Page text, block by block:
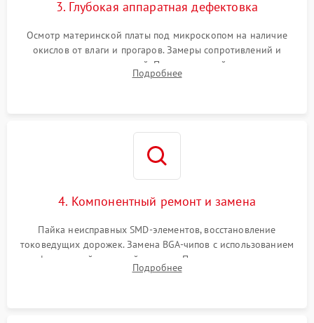
3. Глубокая аппаратная дефектовка
Осмотр материнской платы под микроскопом на наличие
окислов от влаги и прогаров. Замеры сопротивлений и
дежурных напряжений. Проверка цепей питания,
мультиконтроллера, процессора и видеочипа.
Подробнее
4. Компонентный ремонт и замена
Пайка неисправных SMD-элементов, восстановление
токоведущих дорожек. Замена BGA-чипов с использованием
инфракрасной паяльной станции. Прошивка микросхемы
BIOS или замена поврежденных портов USB
Подробнее